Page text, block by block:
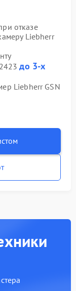
отказе
Liebherr
до 3-х
Liebherr GSN